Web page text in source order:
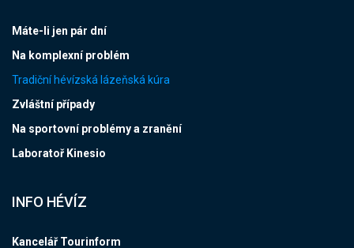
Máte-li jen pár dní
Na komplexní problém
Tradiční hévízská lázeňská kúra
Zvláštní případy
Na sportovní problémy a zranění
Laboratoř Kinesio
INFO HÉVÍZ
Kancelář Tourinform